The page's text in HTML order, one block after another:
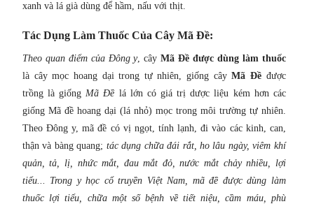
xanh và lá già dùng để hầm, nấu với thịt.
Tác Dụng Làm Thuốc Của Cây Mã Đề:
Theo quan điểm của Đông y, câyMã Đề được dùng làm thuốc
là cây mọc hoang dại trong tự nhiên, giống câyMã Đề được
trồng là giốngMã Đề lá lớn có giá trị dược liệu kém hơn các
giống Mã đề hoang dại (lá nhỏ) mọc trong môi trường tự nhiên.
Theo Đông y, mã đề có vị ngọt, tính lạnh, đi vào các kinh, can,
thận và bàng quang; tác dụng chữa đái rắt, ho lâu ngày, viêm khí
quản, tả, lị, nhức mắt, đau mắt đỏ, nước mắt chảy nhiều, lợi
tiểu... Trong y học cổ truyền Việt Nam, mã đề được dùng làm
thuốc lợi tiểu, chữa một số bệnh về tiết niệu, cầm máu, phù